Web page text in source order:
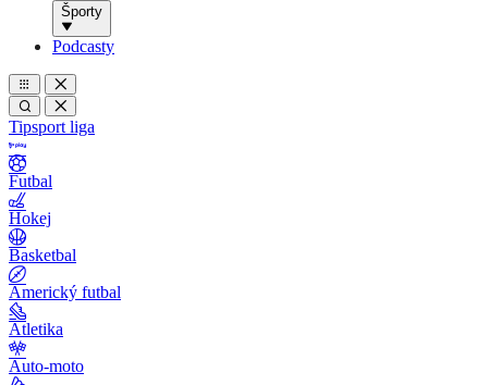
Športy
Podcasty
Tipsport liga
Futbal
Hokej
Basketbal
Americký futbal
Atletika
Auto-moto